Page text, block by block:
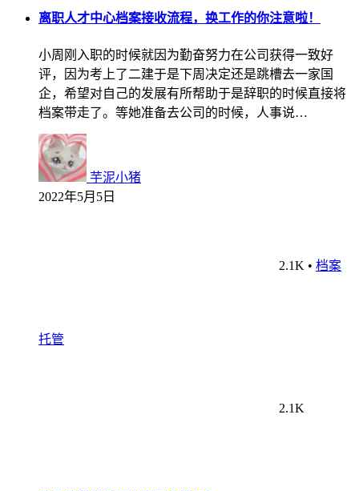
离职人才中心档案接收流程，换工作的你注意啦！
小周刚入职的时候就因为勤奋努力在公司获得一致好
评，因为考上了二建于是下周决定还是跳槽去一家国
企，希望对自己的发展有所帮助于是辞职的时候直接将
档案带走了。等她准备去公司的时候，人事说…
芋泥小猪
2022年5月5日
2.1K • 档案
托管
2.1K